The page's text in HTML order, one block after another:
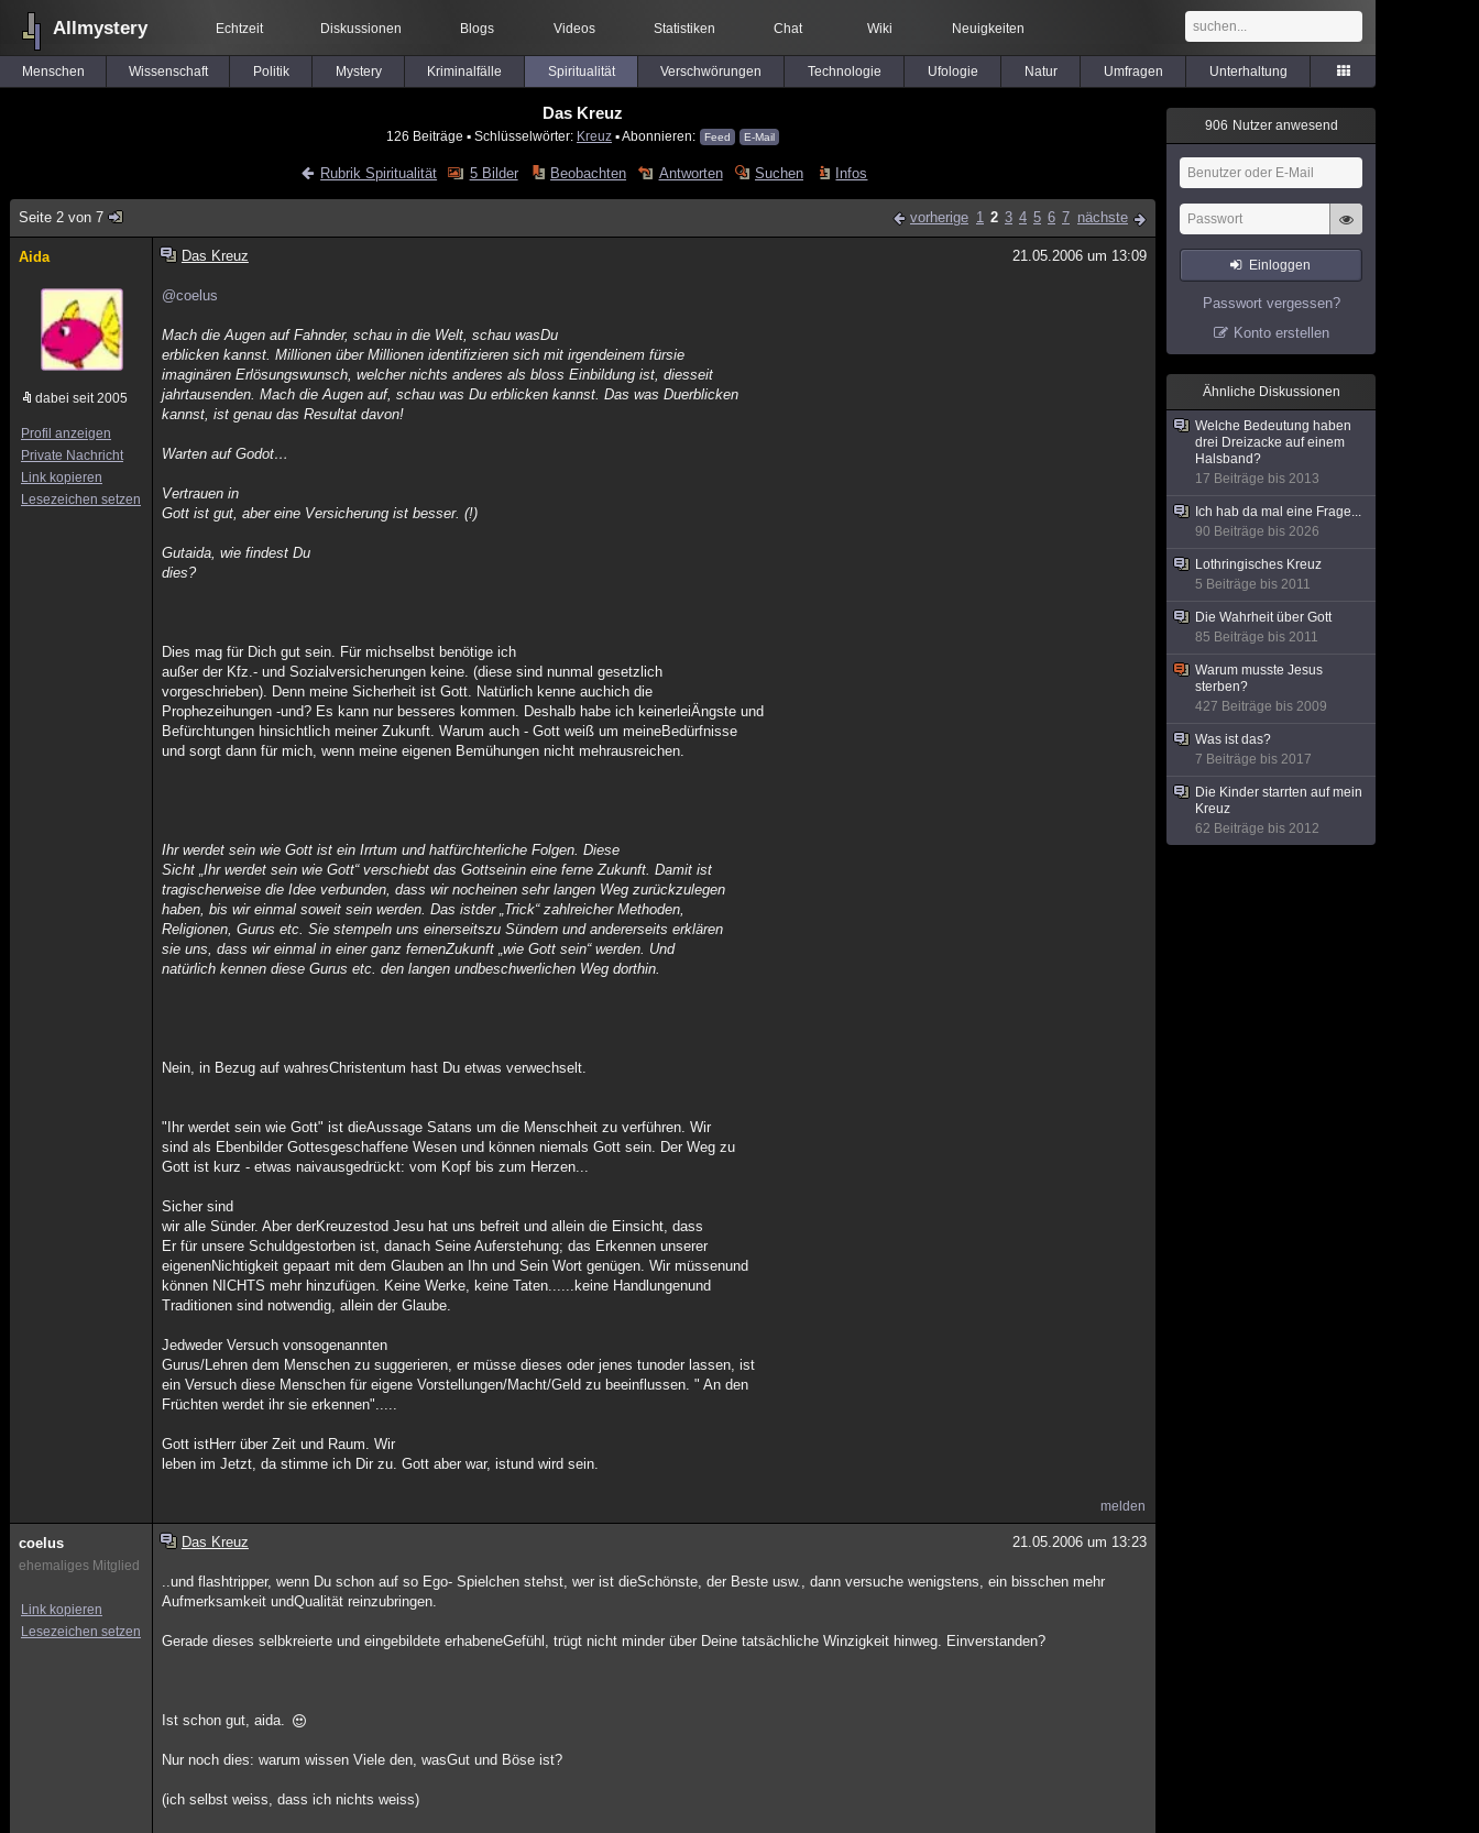
Allmystery Echtzeit Diskussionen Blogs Videos Statistiken Chat Wiki Neuigkeiten
Menschen Wissenschaft Politik Mystery Kriminalfälle Spiritualität Verschwörungen Technologie Ufologie Natur Umfragen Unterhaltung
Das Kreuz
126 Beiträge ▪ Schlüsselwörter: Kreuz ▪ Abonnieren: Feed E-Mail
Rubrik Spiritualität 5 Bilder Beobachten Antworten Suchen Infos
Seite 2 von 7 vorherige 1 2 3 4 5 6 7 nächste
Aida
dabei seit 2005
Profil anzeigen
Private Nachricht
Link kopieren
Lesezeichen setzen
Das Kreuz 21.05.2006 um 13:09
@coelus
Mach die Augen auf Fahnder, schau in die Welt, schau wasDu
erblicken kannst. Millionen über Millionen identifizieren sich mit irgendeinem fürsie
imaginären Erlösungswunsch, welcher nichts anderes als bloss Einbildung ist, diesseit
jahrtausenden. Mach die Augen auf, schau was Du erblicken kannst. Das was Duerblicken
kannst, ist genau das Resultat davon!
Warten auf Godot…
Vertrauen in
Gott ist gut, aber eine Versicherung ist besser. (!)
Gutaida, wie findest Du
dies?
Dies mag für Dich gut sein. Für michselbst benötige ich
außer der Kfz.- und Sozialversicherungen keine. (diese sind nunmal gesetzlich
vorgeschrieben). Denn meine Sicherheit ist Gott. Natürlich kenne auchich die
Prophezeihungen -und? Es kann nur besseres kommen. Deshalb habe ich keinerleiÄngste und
Befürchtungen hinsichtlich meiner Zukunft. Warum auch - Gott weiß um meineBedürfnisse
und sorgt dann für mich, wenn meine eigenen Bemühungen nicht mehrausreichen.
Ihr werdet sein wie Gott ist ein Irrtum und hatfürchterliche Folgen. Diese
Sicht „Ihr werdet sein wie Gott“ verschiebt das Gottseinin eine ferne Zukunft. Damit ist
tragischerweise die Idee verbunden, dass wir nocheinen sehr langen Weg zurückzulegen
haben, bis wir einmal soweit sein werden. Das istder „Trick“ zahlreicher Methoden,
Religionen, Gurus etc. Sie stempeln uns einerseitszu Sündern und andererseits erklären
sie uns, dass wir einmal in einer ganz fernenZukunft „wie Gott sein“ werden. Und
natürlich kennen diese Gurus etc. den langen undbeschwerlichen Weg dorthin.
Nein, in Bezug auf wahresChristentum hast Du etwas verwechselt.
"Ihr werdet sein wie Gott" ist dieAussage Satans um die Menschheit zu verführen. Wir
sind als Ebenbilder Gottesgeschaffene Wesen und können niemals Gott sein. Der Weg zu
Gott ist kurz - etwas naivausgedrückt: vom Kopf bis zum Herzen...
Sicher sind
wir alle Sünder. Aber derKreuzestod Jesu hat uns befreit und allein die Einsicht, dass
Er für unsere Schuldgestorben ist, danach Seine Auferstehung; das Erkennen unserer
eigenenNichtigkeit gepaart mit dem Glauben an Ihn und Sein Wort genügen. Wir müssenund
können NICHTS mehr hinzufügen. Keine Werke, keine Taten......keine Handlungenund
Traditionen sind notwendig, allein der Glaube.
Jedweder Versuch vonsogenannten
Gurus/Lehren dem Menschen zu suggerieren, er müsse dieses oder jenes tunoder lassen, ist
ein Versuch diese Menschen für eigene Vorstellungen/Macht/Geld zu beeinflussen. " An den
Früchten werdet ihr sie erkennen".....
Gott istHerr über Zeit und Raum. Wir
leben im Jetzt, da stimme ich Dir zu. Gott aber war, istund wird sein.
melden
coelus
ehemaliges Mitglied
Link kopieren
Lesezeichen setzen
Das Kreuz 21.05.2006 um 13:23
..und flashtripper, wenn Du schon auf so Ego- Spielchen stehst, wer ist dieSchönste, der Beste usw., dann versuche wenigstens, ein bisschen mehr
Aufmerksamkeit undQualität reinzubringen.
Gerade dieses selbkreierte und eingebildete erhabeneGefühl, trügt nicht minder über Deine tatsächliche Winzigkeit hinweg. Einverstanden?
Ist schon gut, aida.
Nur noch dies: warum wissen Viele den, wasGut und Böse ist?
(ich selbst weiss, dass ich nichts weiss)
906 Nutzer anwesend
Einloggen
Passwort vergessen?
Konto erstellen
Ähnliche Diskussionen
Welche Bedeutung haben
drei Dreizacke auf einem
Halsband?
17 Beiträge bis 2013
Ich hab da mal eine Frage...
90 Beiträge bis 2026
Lothringisches Kreuz
5 Beiträge bis 2011
Die Wahrheit über Gott
85 Beiträge bis 2011
Warum musste Jesus
sterben?
427 Beiträge bis 2009
Was ist das?
7 Beiträge bis 2017
Die Kinder starrten auf mein
Kreuz
62 Beiträge bis 2012